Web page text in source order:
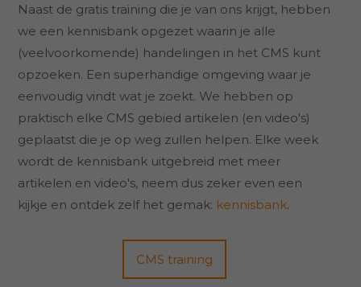
Naast de gratis training die je van ons krijgt, hebben
we een kennisbank opgezet waarin je alle
(veelvoorkomende) handelingen in het CMS kunt
opzoeken. Een superhandige omgeving waar je
eenvoudig vindt wat je zoekt. We hebben op
praktisch elke CMS gebied artikelen (en video's)
geplaatst die je op weg zullen helpen. Elke week
wordt de kennisbank uitgebreid met meer
artikelen en video's, neem dus zeker even een
kijkje en ontdek zelf het gemak: kennisbank.
CMS training